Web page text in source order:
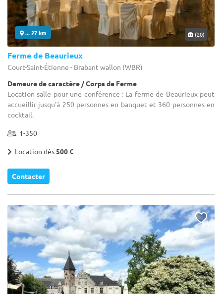
... 27 km (20)
Ferme de Beaurieux
Court-Saint-Étienne - Brabant wallon (WBR)
Demeure de caractère / Corps de Ferme
Location salle pour une conférence : La ferme de Beaurieux peut
accueillir jusqu'à 250 personnes en banquet et 360 personnes en
cocktail.
1-350
Location dès 500 €
Contacter